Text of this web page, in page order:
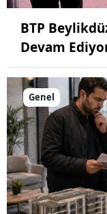
BTP
Devam
Genel